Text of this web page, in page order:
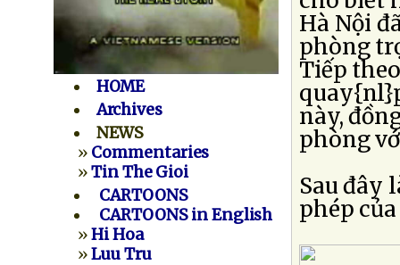
HOME
Archives
NEWS
» Commentaries
»Tin The Gioi
CARTOONS
CARTOONS in English
»Hi Hoa
»Luu Tru
Hà Nội
phòng
Tiếp
này,
phòng
Sau đây
phép